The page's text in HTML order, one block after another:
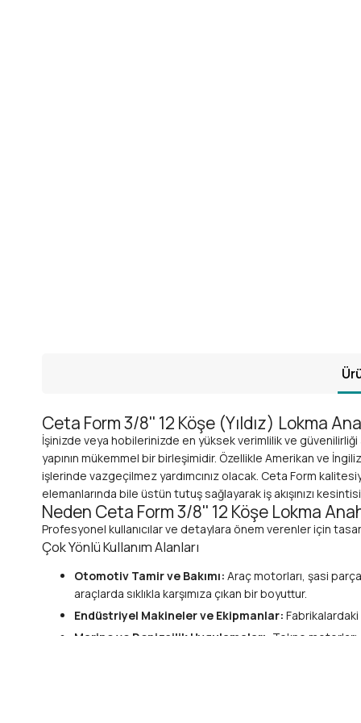
Ceta Form 3/8'' 12 Köşe (Yıldız) Lokma
İşinizde veya hobilerinizde en yüksek verimlilik ve
yapının mükemmel bir birleşimidir. Özellikle Amerikan ve
işlerinde vazgeçilmez yardımcınız olacak. Ceta Form
elemanlarında bile üstün tutuş sağlayarak iş akışınızı
Neden Ceta Form 3/8'' 12 Köşe Lokma
Profesyonel kullanıcılar ve detaylara önem verenler için
Çok Yönlü Kullanım Alanları
Otomotiv Tamir ve Bakımı: Araç motorları, şasi
araçlarda sıklıkla karşımıza çıkan bir boyuttur.
Endüstriyel Makineler ve Ekipmanlar:
Marine ve Denizcilik Uygulamaları: Tekne